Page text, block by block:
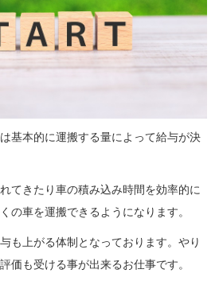
基本的に運搬する量によって給与が決
てきたり車の積み込み時間を効率的に
の車を運搬できるようになります。
も上がる体制となっております。やり
価も受ける事が出来るお仕事です。